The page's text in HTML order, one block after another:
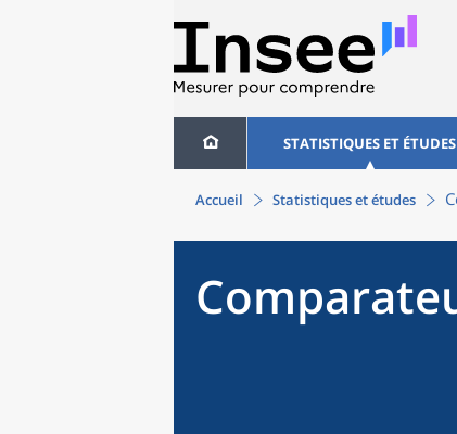
STATISTIQUES ET ÉTUDES
Accueil Statistiques et études